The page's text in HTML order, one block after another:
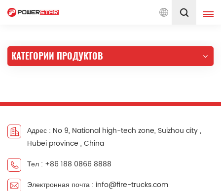
услуги по пожарным автомобилям с 1990 года Русский
English
italiano español
português Nederlands
العربية
КАТЕГОРИИ ПРОДУКТОВ
Адрес : No 9, National high-tech zone, Suizhou city ,
Hubei province , China
Тел : +86 188 0866 8888
Электронная почта : info@fire-trucks.com